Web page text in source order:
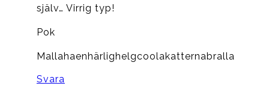
själv… Virrig typ!
Pok
Mallahaenhärlighelgcoolakatternabralla
Svara